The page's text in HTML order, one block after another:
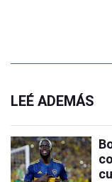
LEÉ ADEMÁS